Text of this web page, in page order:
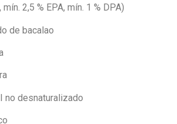
mín. 2,5 % EPA, mín. 1 % DPA)
de bacalao
no desnaturalizado